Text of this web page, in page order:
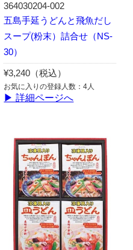
364030204-002
五島手延うどんと飛魚だし
スープ(粉末）詰合せ（NS-
30）
¥3,240（税込）
お気に入りの登録人数：4人
▶ 詳細ページへ